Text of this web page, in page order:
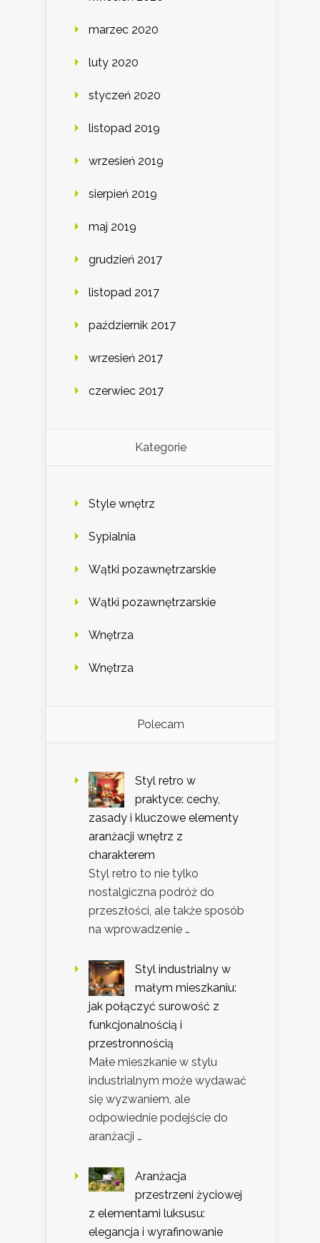
marzec 2020
luty 2020
styczeń 2020
listopad 2019
wrzesień 2019
sierpień 2019
maj 2019
grudzień 2017
listopad 2017
październik 2017
wrzesień 2017
czerwiec 2017
Kategorie
Style wnętrz
Sypialnia
Wątki pozawnętrzarskie
Wątki pozawnętrzarskie
Wnętrza
Wnętrza
Polecam
Styl retro w
praktyce: cechy,
zasady i kluczowe elementy
aranżacji wnętrz z
charakterem
Styl retro to nie tylko
nostalgiczna podróż do
przeszłości, ale także sposób
na wprowadzenie …
Styl industrialny w
małym mieszkaniu:
jak połączyć surowość z
funkcjonalnością i
przestronnością
Małe mieszkanie w stylu
industrialnym może wydawać
się wyzwaniem, ale
odpowiednie podejście do
aranżacji …
Aranżacja
przestrzeni życiowej
z elementami luksusu:
elegancja i wyrafinowanie